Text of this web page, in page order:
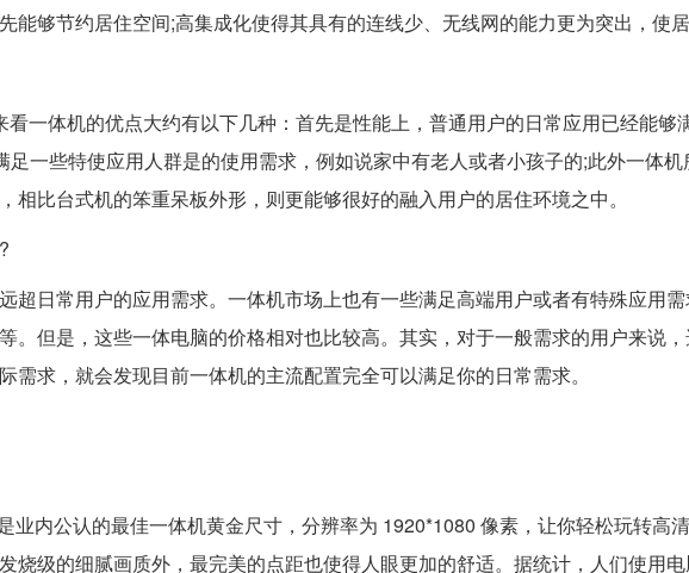
能够节约居住空间;高集成化使得其具有的连线少、无线网的能力更为突出，使居
体机的优点大约有以下几种：首先是性能上，普通用户的日常应用已经能够
一些特使应用人群是的使用需求，例如说家中有老人或者小孩子的;此外一体
相比台式机的笨重呆板外形，则更能够很好的融入用户的居住环境之中。
日常用户的应用需求。一体机市场上也有一些满足高端用户或者有特殊应用
。但是，这些一体电脑的价格相对也比较高。其实，对于一般需求的用户来说
需求，就会发现目前一体机的主流配置完全可以满足你的日常需求。
内公认的最佳一体机黄金尺寸，分辨率为 1920*1080 像素，让你轻松玩转高
烧级的细腻画质外，最完美的点距也使得人眼更加的舒适。据统计，人们使用